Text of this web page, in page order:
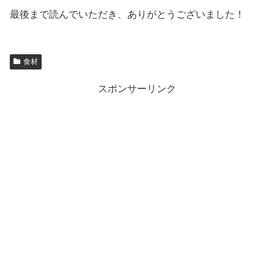
最後まで読んでいただき、ありがとうございました！
食材
スポンサーリンク